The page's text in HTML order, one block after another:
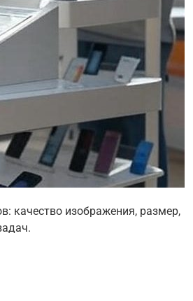
качество изображения, размер,